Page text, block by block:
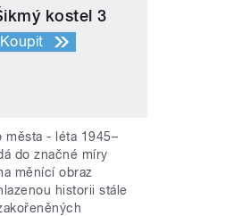
kostel 3
Koupit
města - léta 1945–
do značné míry
měnící obraz
historii stále